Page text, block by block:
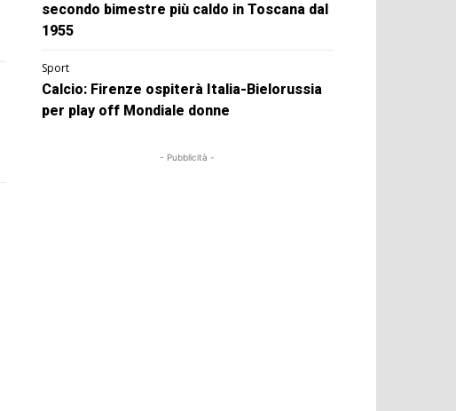
secondo bimestre più caldo in Toscana dal
1955
Sport
Calcio: Firenze ospiterà Italia-Bielorussia
per play off Mondiale donne
- Pubblicità -